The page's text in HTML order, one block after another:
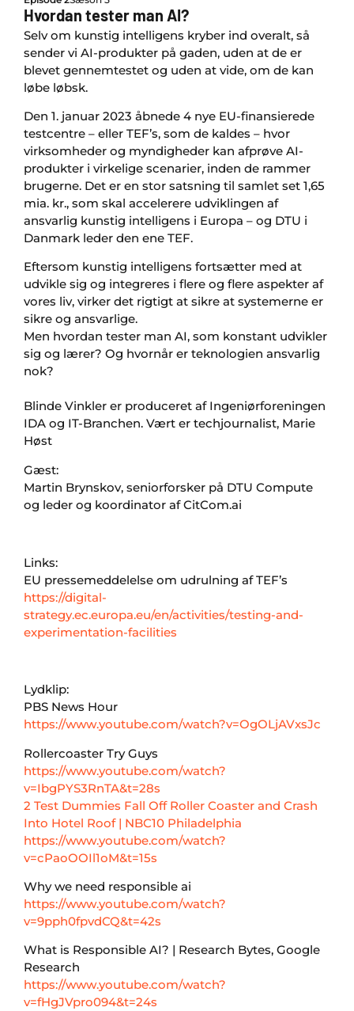
Hvordan tester man AI?
Selv om kunstig intelligens kryber ind overalt, så
sender vi AI-produkter på gaden, uden at de er
blevet gennemtestet og uden at vide, om de kan
løbe løbsk.
Den 1. januar 2023 åbnede 4 nye EU-finansierede
testcentre – eller TEF’s, som de kaldes – hvor
virksomheder og myndigheder kan afprøve AI-
produkter i virkelige scenarier, inden de rammer
brugerne. Det er en stor satsning til samlet set 1,65
mia. kr., som skal accelerere udviklingen af
ansvarlig kunstig intelligens i Europa – og DTU i
Danmark leder den ene TEF.
Eftersom kunstig intelligens fortsætter med at
udvikle sig og integreres i flere og flere aspekter af
vores liv, virker det rigtigt at sikre at systemerne er
sikre og ansvarlige.
Men hvordan tester man AI, som konstant udvikler
sig og lærer? Og hvornår er teknologien ansvarlig
nok?
Blinde Vinkler er produceret af Ingeniørforeningen
IDA og IT-Branchen. Vært er techjournalist, Marie
Høst
Gæst:
Martin Brynskov, seniorforsker på DTU Compute
og leder og koordinator af CitCom.ai
Links:
EU pressemeddelelse om udrulning af TEF’s
https://digital-
strategy.ec.europa.eu/en/activities/testing-and-
experimentation-facilities
Lydklip:
PBS News Hour
https://www.youtube.com/watch?v=OgOLjAVxsJc
Rollercoaster Try Guys
https://www.youtube.com/watch?
v=IbgPYS3RnTA&t=28s
2 Test Dummies Fall Off Roller Coaster and Crash
Into Hotel Roof | NBC10 Philadelphia
https://www.youtube.com/watch?
v=cPaoOOIl1oM&t=15s
Why we need responsible ai
https://www.youtube.com/watch?
v=9pph0fpvdCQ&t=42s
What is Responsible AI? | Research Bytes, Google
Research
https://www.youtube.com/watch?
v=fHgJVpro094&t=24s